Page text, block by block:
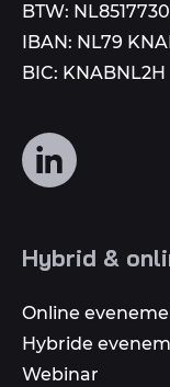
BTW:
IBAN: NL79
BIC: KNABNL2H
Volg
ons
media
Hybrid &
Online
Hybride
Webinar